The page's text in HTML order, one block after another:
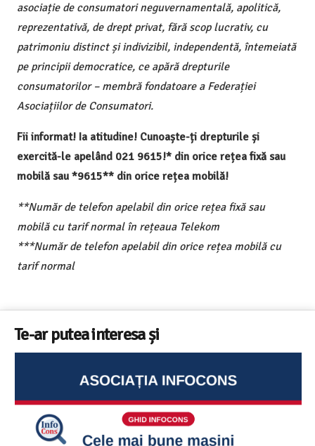
asociație de consumatori neguvernamentală, apolitică,
reprezentativă, de drept privat, fără scop lucrativ, cu
patrimoniu distinct și indivizibil, independentă, întemeiată
pe principii democratice, ce apără drepturile
consumatorilor – membră fondatoare a Federației
Asociațiilor de Consumatori.
Fii informat! Ia atitudine! Cunoaște-ți drepturile și
exercită-le apelând 021 9615!* din orice rețea fixă sau
mobilă sau *9615** din orice rețea mobilă!
**Număr de telefon apelabil din orice rețea fixă sau
mobilă cu tarif normal în rețeaua Telekom
***Număr de telefon apelabil din orice rețea mobilă cu
tarif normal
Te-ar putea interesa și